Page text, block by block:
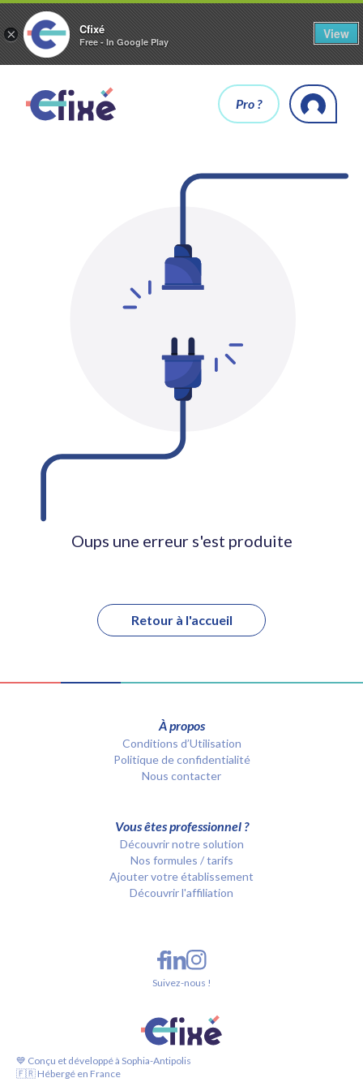
× Cfixé
Free - In Google Play
View
Pro ?
Oups une erreur s'est produite
Retour à l'accueil
À propos
Conditions d’Utilisation
Politique de confidentialité
Nous contacter
Vous êtes professionnel ?
Découvrir notre solution
Nos formules / tarifs
Ajouter votre établissement
Découvrir l'affiliation
💙 Conçu et développé à Sophia-Antipolis
🇫🇷 Hébergé en France
Suivez-nous !